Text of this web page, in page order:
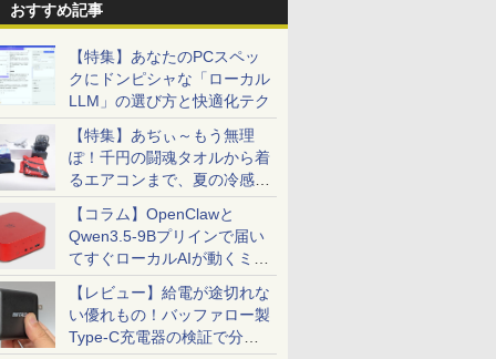
おすすめ記事
【特集】あなたのPCスペッ
クにドンピシャな「ローカル
LLM」の選び方と快適化テク
【特集】あぢぃ～もう無理
ぽ！千円の闘魂タオルから着
るエアコンまで、夏の冷感グ
ッズ一挙紹介
【コラム】OpenClawと
Qwen3.5-9Bプリインで届い
てすぐローカルAIが動くミニ
PC「SER9 Pro」
【レビュー】給電が途切れな
い優れもの！バッファロー製
Type-C充電器の検証で分か